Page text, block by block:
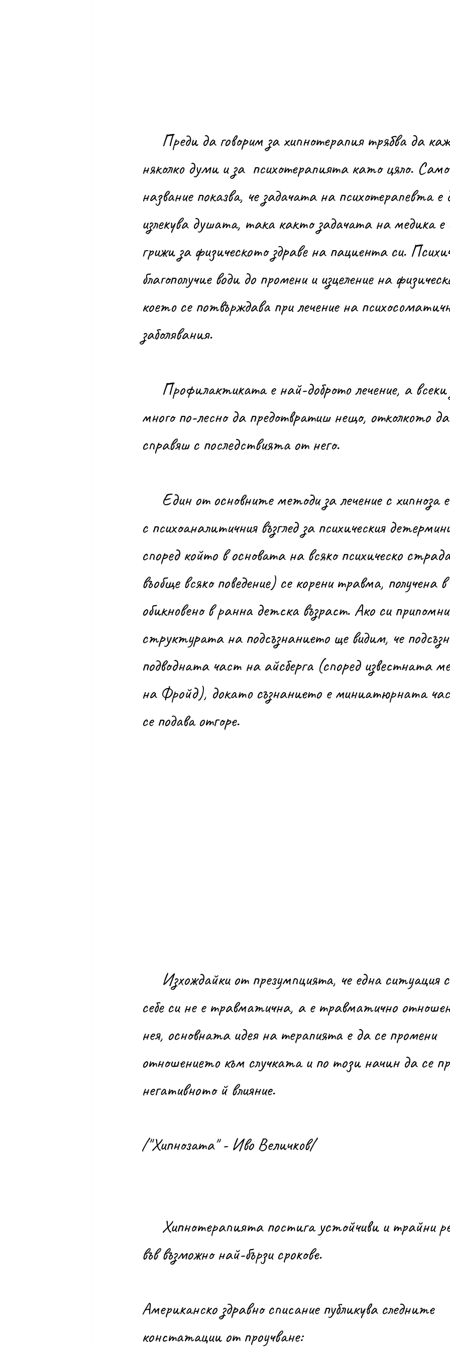
Преди да говорим за хипнотерапия трябва да
няколко думи и за  психотерапията като цяло.
название показва, че задачата на психотерапевта е
излекува душата, така както задачата на медика е
грижи за физическото здраве на пациента си.
благополучие води до промени и изцеление на
което се потвърждава при лечение на
заболявания.
много по-лесно да предотвратиш нещо, отколкото
справяш с последствията от него.
с психоаналитичния възглед за психическия
според който в основата на всяко психическо
въобще всяко поведение) се корени травма, получена
обикновено в ранна детска възраст. Ако си
структурата на подсъзнанието ще видим, че
подводната част на айсберга (според известната
на Фройд), докато съзнанието е миниатюрната
се подава отгоре.
себе си не е травматична, а е травматично
нея, основната идея на терапията е да се промени
отношението към случката и по този начин да се
негативното й влияние.
/"Хипнозата" - Иво Величков/
във възможно най-бързи срокове.
Американско здравно списание публикува следните
констатации от проучване: